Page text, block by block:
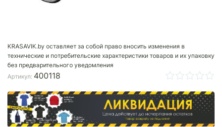
KRASAVIK.by оставляет за собой право вносить изменения в
технические и потребительские характеристики товаров и их упаковку
без предварительного уведомления
Артикул: 400118